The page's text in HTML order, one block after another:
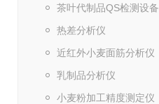
茶叶代制品QS检测设备
热差分析仪
近红外小麦面筋分析仪
乳制品分析仪
小麦粉加工精度测定仪